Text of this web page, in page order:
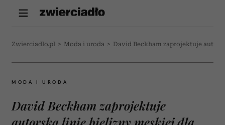
Zwierciadlo.pl > Moda i uroda > David Beckham zaprojektuje
MODA I URODA
David Beckham zaprojektuje